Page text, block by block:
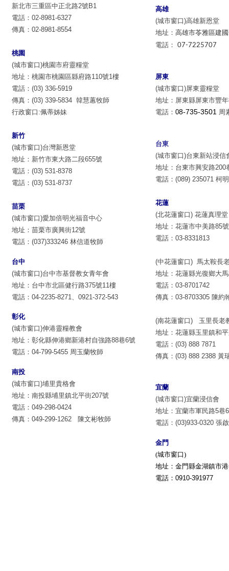
新北市三重區中正北路2號B1
電話：02-8981-6327
傳真：02-8981-8554
桃園
(城市窗口)桃園市府靈糧堂
地址：桃園市桃園區縣府路110號1樓
電話：(03) 336-5919
傳真：(03) 339-5834 韓慧蕙牧師
行政窗口:佩蒂姊妹
新竹
(城市窗口)台灣新恩堂
地址：新竹市東大路二段655號
電話：(03) 531-8378
電話：(03) 531-8737
苗栗
(城市窗口)愛加倍明光福音中心
地址：苗栗市廣興街12號
電話：(037)333246 林信道牧師
台中
(城市窗口)台中市基督教女青年會
地址：台中市北區健行路375號11 樓
電話： 04-2235-8271 0921-372-543
彰化
(城市窗口)伸港靈糧教會
地址：彰化縣伸港鄉新港村自強路88巷6號
電話：04-799-5455 周玉蘭牧師
南投
(城市窗口)埔里貴格會
地址：南投縣埔里鎮北平街207號
電話：049-298-0424
傳真：049-299-1262 陳文彬牧師
高雄
(城市窗口)高雄新恩堂
地址： 高雄市苓雅區建
電話： 07-7225707
屏東
(城市窗口)屏東靈糧堂
地址： 屏東縣屏東市豐
電話： 08-735-3501 周
台東
(城市窗口)台東新站浸信
地址：台東市興安路200
電話：(089) 235071 柯
花蓮
(北花蓮窗口) 花蓮真理堂
地址： 花蓮市中美路85號
電話：03-8331813
(中花蓮窗口) 馬太鞍長
地址：花蓮縣光復鄉大
電話：03-8701742
傳真：03-8703305 陳約
(南花蓮窗口) 玉里長老
地址：花蓮縣玉里鎮和
電話：(03) 888 7871
傳真：(03) 888 2388 黃
宜蘭
(城市窗口)宜蘭浸信會
地址：宜蘭市軍民路5巷
電話：(03)933-0320 張
金門
(城市窗口)
地址： 金門縣金湖鎮市
電話： 0910-391977